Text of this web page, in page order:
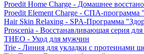
Proedit Home Charge - Домашнее
Proedit Element Charge - СПА-программа
Hair Skin Relaxing - SPA-Программа
Proscenia - Восстанавливающая серия
THEO - Уход для мужчин
Trie - Линия для укладки с протеинами